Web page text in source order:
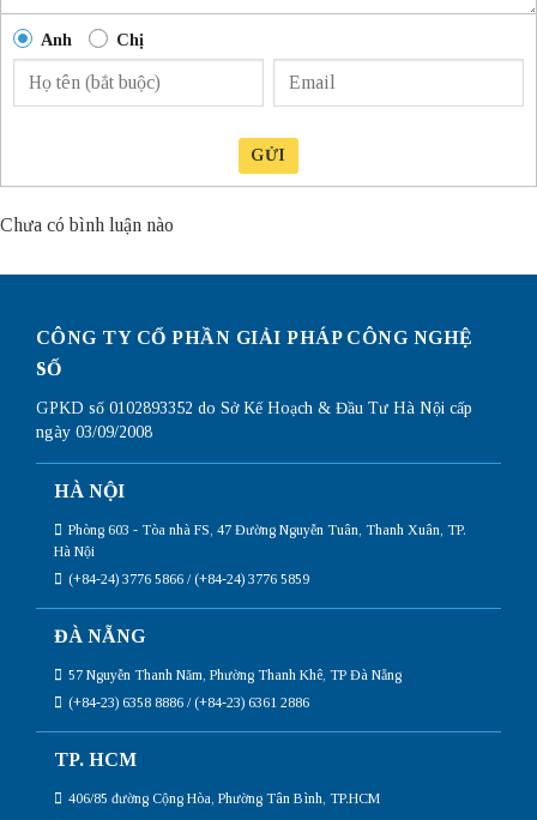
Anh Chị
GỬI
Chưa có bình luận nào
CÔNG TY CỔ PHẦN GIẢI PHÁP CÔNG NGHỆ
SỐ
GPKD số 0102893352 do Sở Kế Hoạch & Đầu Tư Hà Nội cấp
ngày 03/09/2008
HÀ NỘI
Phòng 603 - Tòa nhà FS, 47 Đường Nguyễn Tuân, Thanh Xuân, TP.
Hà Nội
(+84-24) 3776 5866 / (+84-24) 3776 5859
ĐÀ NẴNG
57 Nguyễn Thanh Năm, Phường Thanh Khê, TP Đà Nẵng
(+84-23) 6358 8886 / (+84-23) 6361 2886
TP. HCM
406/85 đường Cộng Hòa, Phường Tân Bình, TP.HCM